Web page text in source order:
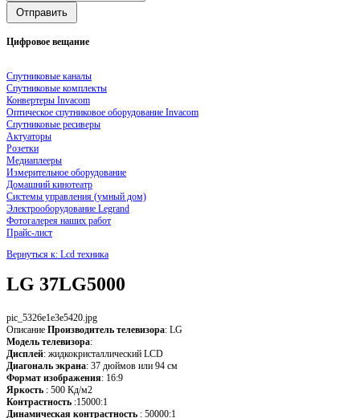
Цифровое вещание
Спутниковые каналы
Спутниковые комплекты
Конвертеры Invacom
Оптическое спутниковое оборудование Invacom
Спутниковые ресиверы
Актуаторы
Розетки
Медиаплееры
Измерительное оборудование
Домашний кинотеатр
Системы управления (умный дом)
Электрооборудование Legrand
Фотогалерея наших работ
Прайс-лист
Вернуться к: Lcd техника
LG 37LG5000
pic_5326e1e3e5420.jpg
Описание Производитель телевизора: LG
Модель телевизора:
Дисплей: жидкокристаллический LCD
Диагональ экрана: 37 дюймов или 94 см
Формат изображения: 16:9
Яркость : 500 Кд/м2
Контрастность :15000:1
Динамическая контрастность : 50000:1